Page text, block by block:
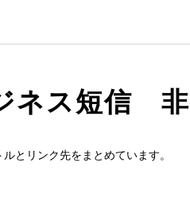
ネス短信
とリンク先をまとめています。